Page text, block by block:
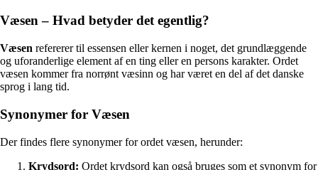
Væsen – Hvad betyder det egentlig?
Væsen refererer til essensen eller kernen i noget, det grundlæggende
og uforanderlige element af en ting eller en persons karakter. Ordet
væsen kommer fra norrønt væsinn og har været en del af det danske
sprog i lang tid.
Synonymer for Væsen
Der findes flere synonymer for ordet væsen, herunder:
Krydsord: Ordet krydsord kan også bruges som et synonym for